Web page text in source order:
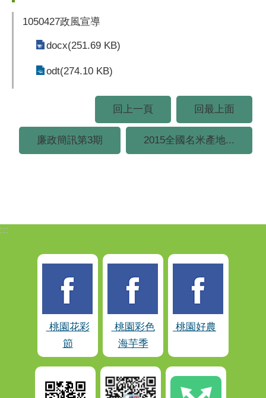
1050427政風宣導
docx(251.69 KB)
odt(274.10 KB)
回上一頁 回最上面
廉政簡訊第3期 2015全國名米產地...
:::
桃園花彩
節
桃園彩色
海芋季
桃園好農